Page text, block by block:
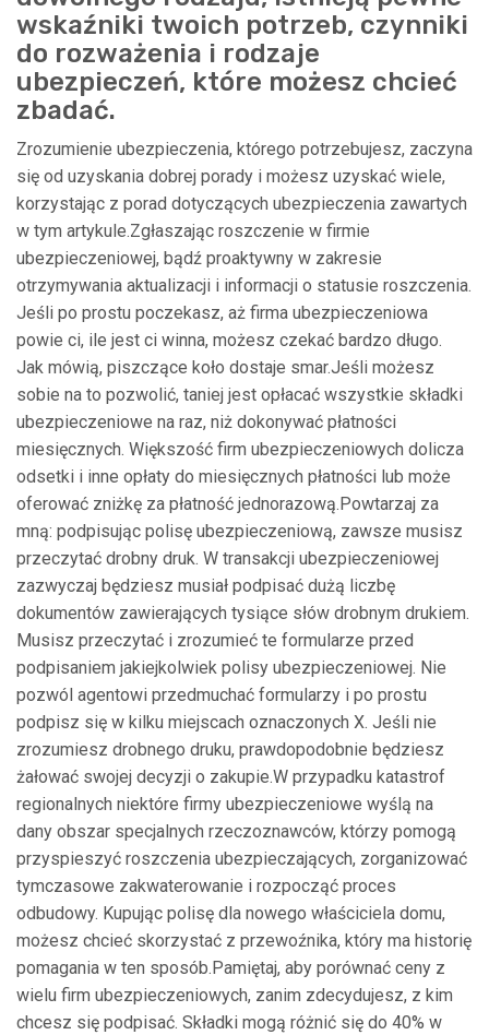
wskaźniki twoich potrzeb, czynniki
do rozważenia i rodzaje
ubezpieczeń, które możesz chcieć
zbadać.
Zrozumienie ubezpieczenia, którego potrzebujesz, zaczyna
się od uzyskania dobrej porady i możesz uzyskać wiele,
korzystając z porad dotyczących ubezpieczenia zawartych
w tym artykule.Zgłaszając roszczenie w firmie
ubezpieczeniowej, bądź proaktywny w zakresie
otrzymywania aktualizacji i informacji o statusie roszczenia.
Jeśli po prostu poczekasz, aż firma ubezpieczeniowa
powie ci, ile jest ci winna, możesz czekać bardzo długo.
Jak mówią, piszczące koło dostaje smar.Jeśli możesz
sobie na to pozwolić, taniej jest opłacać wszystkie składki
ubezpieczeniowe na raz, niż dokonywać płatności
miesięcznych. Większość firm ubezpieczeniowych dolicza
odsetki i inne opłaty do miesięcznych płatności lub może
oferować zniżkę za płatność jednorazową.Powtarzaj za
mną: podpisując polisę ubezpieczeniową, zawsze musisz
przeczytać drobny druk. W transakcji ubezpieczeniowej
zazwyczaj będziesz musiał podpisać dużą liczbę
dokumentów zawierających tysiące słów drobnym drukiem.
Musisz przeczytać i zrozumieć te formularze przed
podpisaniem jakiejkolwiek polisy ubezpieczeniowej. Nie
pozwól agentowi przedmuchać formularzy i po prostu
podpisz się w kilku miejscach oznaczonych X. Jeśli nie
zrozumiesz drobnego druku, prawdopodobnie będziesz
żałować swojej decyzji o zakupie.W przypadku katastrof
regionalnych niektóre firmy ubezpieczeniowe wyślą na
dany obszar specjalnych rzeczoznawców, którzy pomogą
przyspieszyć roszczenia ubezpieczających, zorganizować
tymczasowe zakwaterowanie i rozpocząć proces
odbudowy. Kupując polisę dla nowego właściciela domu,
możesz chcieć skorzystać z przewoźnika, który ma historię
pomagania w ten sposób.Pamiętaj, aby porównać ceny z
wielu firm ubezpieczeniowych, zanim zdecydujesz, z kim
chcesz się podpisać. Składki mogą różnić się do 40% w